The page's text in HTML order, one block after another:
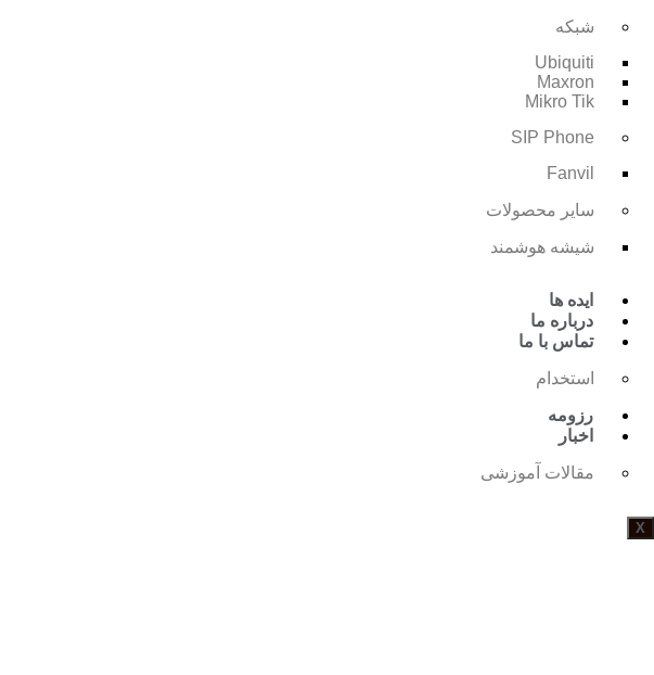
شبکه
Ubiquiti
Maxron
Mikro Tik
SIP Phone
Fanvil
سایر محصولات
شیشه هوشمند
ایده ها
درباره ما
تماس با ما
استخدام
رزومه
اخبار
مقالات آموزشی
X